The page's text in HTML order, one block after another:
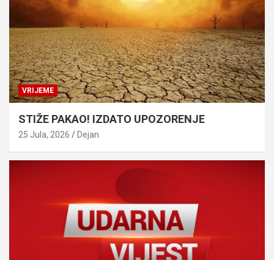
VRIJEME
STIŽE PAKAO! IZDATO UPOZORENJE
25 Jula, 2026 Dejan